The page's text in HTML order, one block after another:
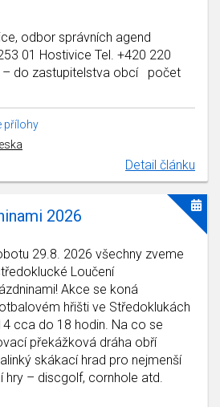
odbor správních agend
01 Hostivice Tel. +420 220
– do zastupitelstva obcí počet
přílohy
Detail článku
2026
29.8. 2026 všechny zveme
Loučení
Akce se koná
hřišti ve Středoklukách
cca do 18 hodin. Na co se
překážková dráha obří
skákací hrad pro nejmenší
hry – discgolf, cornhole atd.